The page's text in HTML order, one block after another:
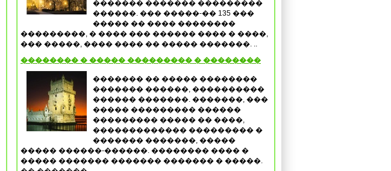
������� ������� ���������
������. ��� �����-�� 135 ���
����� �� ���� ��������
���������, � ���� ��� ������ ���� � ����,
��� �����, ���� ���� �� ����� �������. ..
�������� � ����� ��������� � ��������
������� �� ����� ��������
������� ������, ����������
������ �������. �������, ���
����� ��������� ������
��������� ����� �� ����,
������������� ��������� �
������� �������, �����
����� ������-������. �������� ���� �
����� ������� ������� ������� � �����.